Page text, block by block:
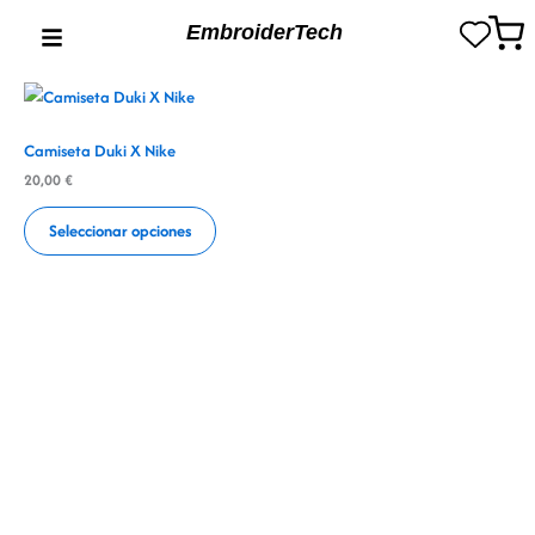
EmbroiderTech
Camiseta Duki X Nike
20,00€
Seleccionar opciones